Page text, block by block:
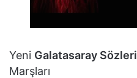
Yeni Galatasaray Sözleri
Marşları